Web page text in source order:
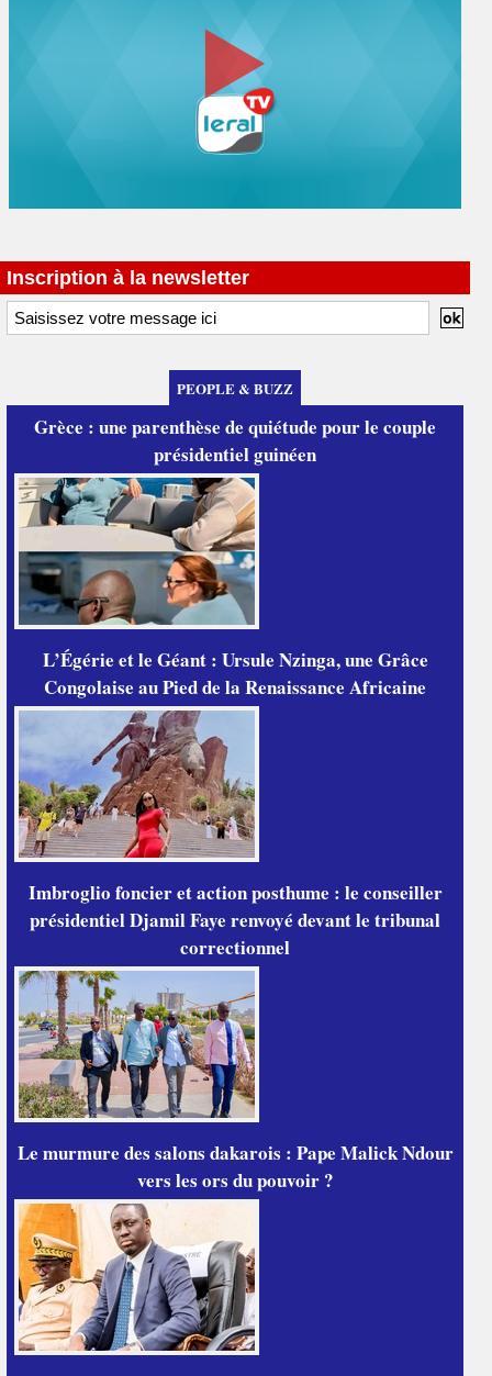
Inscription à la newsletter
PEOPLE & BUZZ
Grèce : une parenthèse de quiétude pour le couple
présidentiel guinéen
L’Égérie et le Géant : Ursule Nzinga, une Grâce
Congolaise au Pied de la Renaissance Africaine
Imbroglio foncier et action posthume : le conseiller
présidentiel Djamil Faye renvoyé devant le tribunal
correctionnel
Le murmure des salons dakarois : Pape Malick Ndour
vers les ors du pouvoir ?